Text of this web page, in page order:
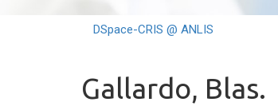
DSpace-CRIS @ ANLIS
Gallardo, Blas.